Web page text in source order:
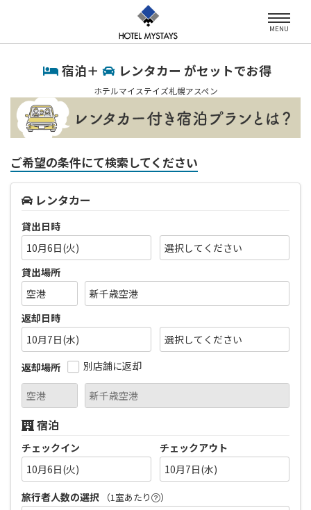
MENU
宿泊＋ レンタカー がセットでお得
ホテルマイステイズ札幌アスペン
ご希望の条件にて検索してください
レンタカー
貸出日時
10月6日(火)
貸出場所
返却日時
10月7日(水)
返却場所
別店舗に返却
宿泊
チェックイン
10月6日(火)
チェックアウト
10月7日(水)
旅行者人数の選択
（1室あたり ）